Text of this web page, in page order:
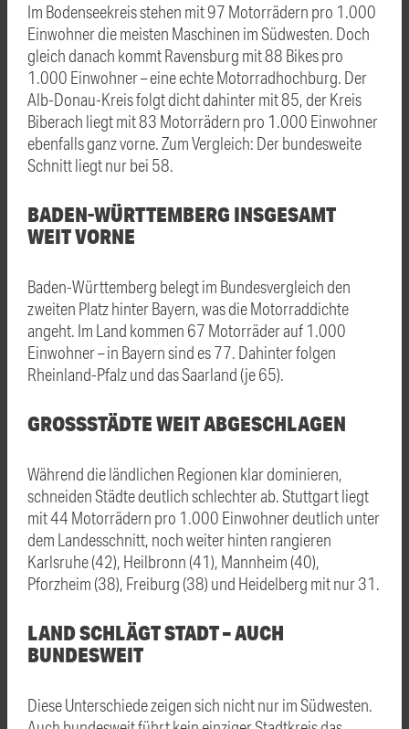
Im Bodenseekreis stehen mit 97 Motorrädern pro 1.000
Einwohner die meisten Maschinen im Südwesten. Doch
gleich danach kommt Ravensburg mit 88 Bikes pro
1.000 Einwohner – eine echte Motorradhochburg. Der
Alb-Donau-Kreis folgt dicht dahinter mit 85, der Kreis
Biberach liegt mit 83 Motorrädern pro 1.000 Einwohner
ebenfalls ganz vorne. Zum Vergleich: Der bundesweite
Schnitt liegt nur bei 58.
BADEN-WÜRTTEMBERG INSGESAMT
WEIT VORNE
Baden-Württemberg belegt im Bundesvergleich den
zweiten Platz hinter Bayern, was die Motorraddichte
angeht. Im Land kommen 67 Motorräder auf 1.000
Einwohner – in Bayern sind es 77. Dahinter folgen
Rheinland-Pfalz und das Saarland (je 65).
GROSSSTÄDTE WEIT ABGESCHLAGEN
Während die ländlichen Regionen klar dominieren,
schneiden Städte deutlich schlechter ab. Stuttgart liegt
mit 44 Motorrädern pro 1.000 Einwohner deutlich unter
dem Landesschnitt, noch weiter hinten rangieren
Karlsruhe (42), Heilbronn (41), Mannheim (40),
Pforzheim (38), Freiburg (38) und Heidelberg mit nur 31.
LAND SCHLÄGT STADT – AUCH
BUNDESWEIT
Diese Unterschiede zeigen sich nicht nur im Südwesten.